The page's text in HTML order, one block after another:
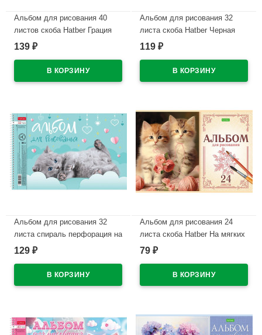
Альбом для рисования 40
листов скоба Hatber Грация
цветов ассорти арт 40А4В
139 ₽
Альбом для рисования 32
листа скоба Hatber Черная
серия глянцевая ламинация
119 ₽
Альбом для рисования 32
листа спираль перфорация на
отрыв Hatber Пушистые
арт.32А4Всп
129 ₽
Альбом для рисования 24
листа скоба Hatber На мягких
лапках ассорти арт.24А4C
79 ₽